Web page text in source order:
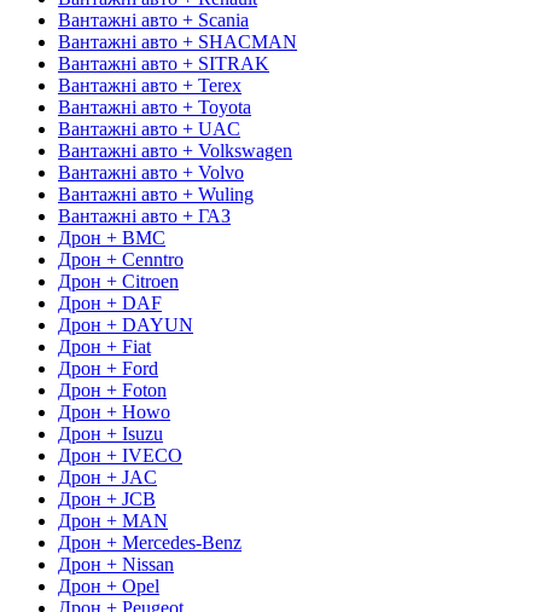
Вантажні авто + Scania
Вантажні авто + SHACMAN
Вантажні авто + SITRAK
Вантажні авто + Terex
Вантажні авто + Toyota
Вантажні авто + UAC
Вантажні авто + Volkswagen
Вантажні авто + Volvo
Вантажні авто + Wuling
Вантажні авто + ГАЗ
Дрон + BMC
Дрон + Cenntro
Дрон + Citroen
Дрон + DAF
Дрон + DAYUN
Дрон + Fiat
Дрон + Ford
Дрон + Foton
Дрон + Howo
Дрон + Isuzu
Дрон + IVECO
Дрон + JAC
Дрон + JCB
Дрон + MAN
Дрон + Mercedes-Benz
Дрон + Nissan
Дрон + Opel
Дрон + Peugeot